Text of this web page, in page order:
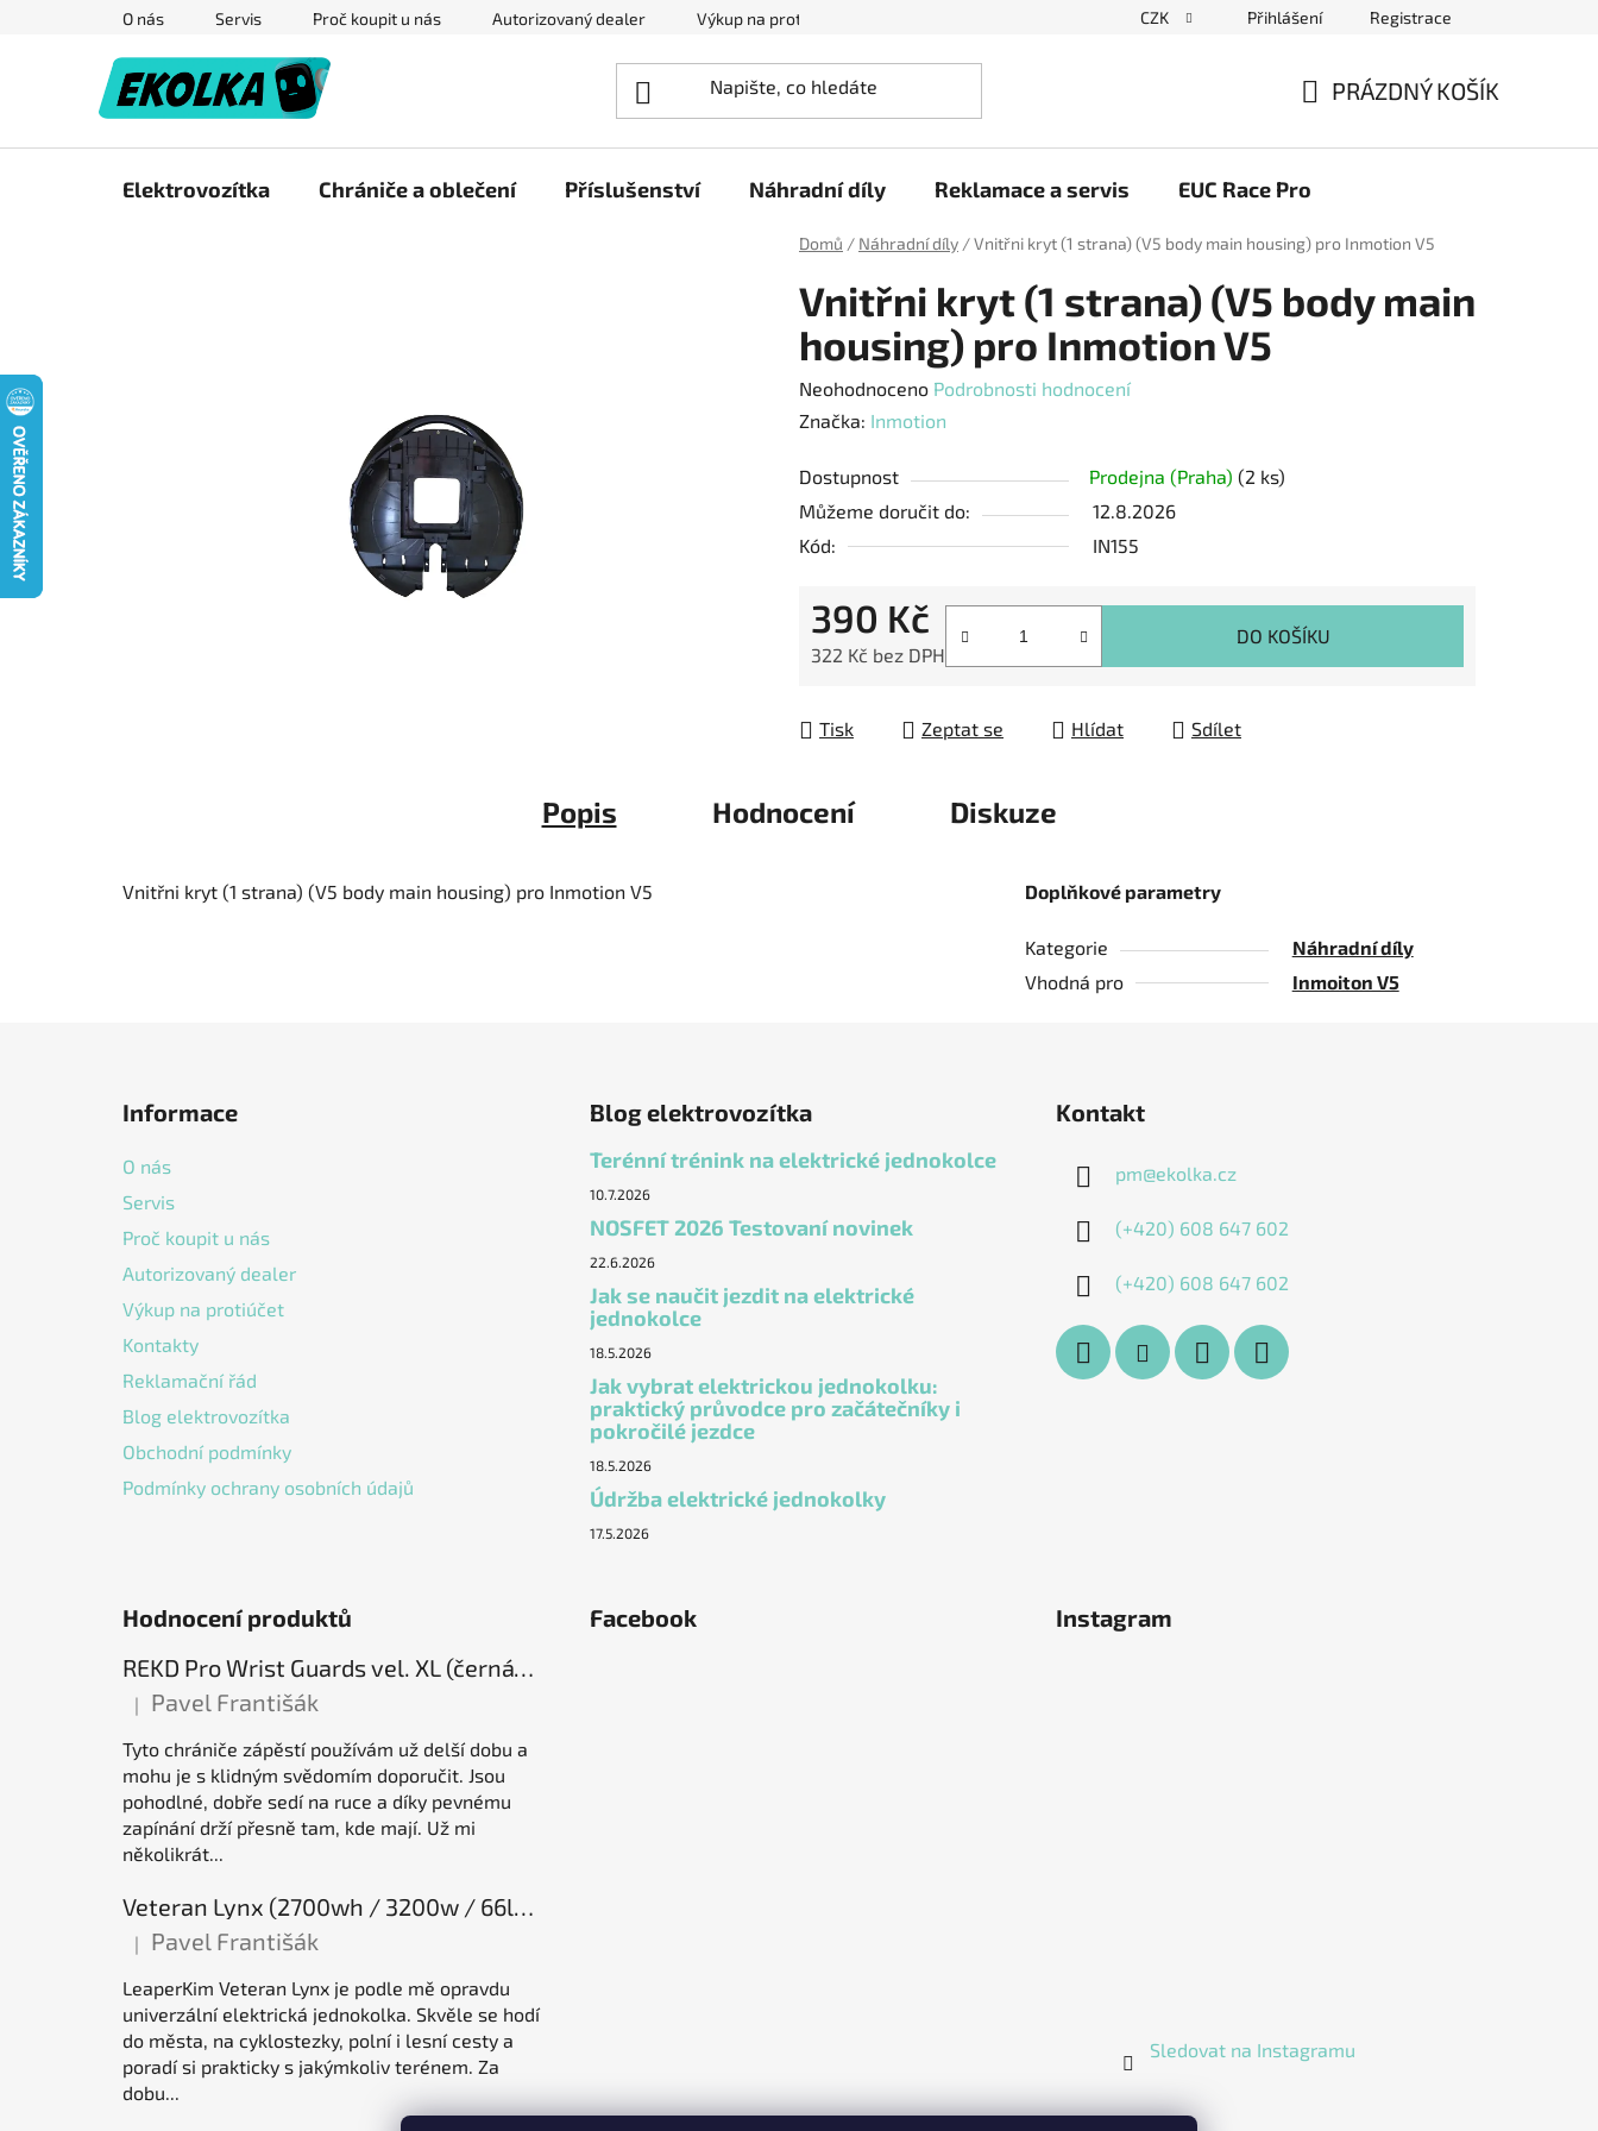
O nás Servis Proč koupit u nás Autorizovaný dealer Výkup na protiúčet Blog elektrovozítka Obchodní podmínky
CZK Přihlášení Registrace
PRÁZDNÝ KOŠÍK
Elektrovozítka Chrániče a oblečení Příslušenství Náhradní díly Reklamace a servis EUC Race Pro
Domů / Náhradní díly /Vnitřni kryt (1 strana) (V5 body main housing) pro Inmotion V5
Vnitřni kryt (1 strana) (V5 body main
housing) pro Inmotion V5
Průměrné
hodnocení
je
0,0
z
hvězdiček.
Neohodnoceno Podrobnosti hodnocení
Značka: Inmotion
Dostupnost Prodejna (Praha) (2 ks)
Můžeme doručit do:
12.8.2026
Kód:
IN155
390 Kč
322 Kč bez DPH
DO KOŠÍKU
Tisk Zeptat se Hlídat Sdílet
Popis Hodnocení Diskuze
Vnitřni kryt (1 strana) (V5 body main housing) pro Inmotion V5 Doplňkové parametry
Kategorie
Náhradní díly
Vhodná pro
Inmoiton V5
Informace
O nás
Servis
Proč koupit u nás
Autorizovaný dealer
Výkup na protiúčet
Kontakty
Reklamační řád
Blog elektrovozítka
Obchodní podmínky
Podmínky ochrany osobních údajů
Blog elektrovozítka
Terénní trénink na elektrické jednokolce
10.7.2026
NOSFET 2026 Testovaní novinek
22.6.2026
Jak se naučit jezdit na elektrické
jednokolce
18.5.2026
Jak vybrat elektrickou jednokolku:
praktický průvodce pro začátečníky i
pokročilé jezdce
18.5.2026
Údržba elektrické jednokolky
17.5.2026
Kontakt
pm@ekolka.cz
(+420) 608 647 602
(+420) 608 647 602
Hodnocení produktů
REKD Pro Wrist Guards vel. XL (černá) chrániče zápěstí
Hodnocení produktu je 5 z 5 hvězdiček.
| Pavel Františák
Tyto chrániče zápěstí používám už delší dobu a
mohu je s klidným svědomím doporučit. Jsou
pohodlné, dobře sedí na ruce a díky pevnému
zapínání drží přesně tam, kde mají. Už mi
několikrát...
Veteran Lynx (2700wh / 3200w / 66lb / 50E), elektrická jednokolka
Hodnocení produktu je 5 z 5 hvězdiček.
| Pavel Františák
LeaperKim Veteran Lynx je podle mě opravdu
univerzální elektrická jednokolka. Skvěle se hodí
do města, na cyklostezky, polní i lesní cesty a
poradí si prakticky s jakýmkoliv terénem. Za
dobu...
Facebook Instagram
Sledovat na Instagramu